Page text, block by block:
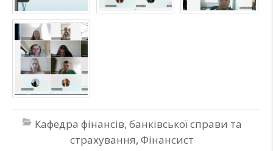
Кафедра фінансів, банківської справи та
страхування, Фінансист